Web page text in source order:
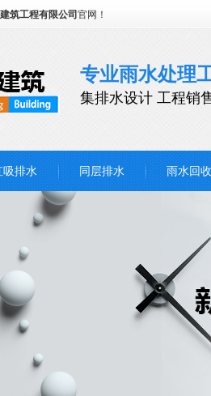
筑工程有限公司 官网！
专业雨水处理
集排水设计 工程销
吸排水 同层排水 雨水回收